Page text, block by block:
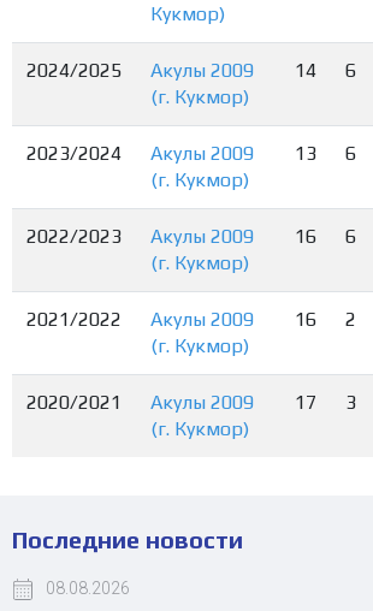
Кукмор)
2024/2025
Акулы 2009
(г. Кукмор)
14 6
2023/2024
Акулы 2009
(г. Кукмор)
13 6
2022/2023
Акулы 2009
(г. Кукмор)
16 6
2021/2022
Акулы 2009
(г. Кукмор)
16 2
2020/2021
Акулы 2009
(г. Кукмор)
17 3
Последние новости
08.08.2026